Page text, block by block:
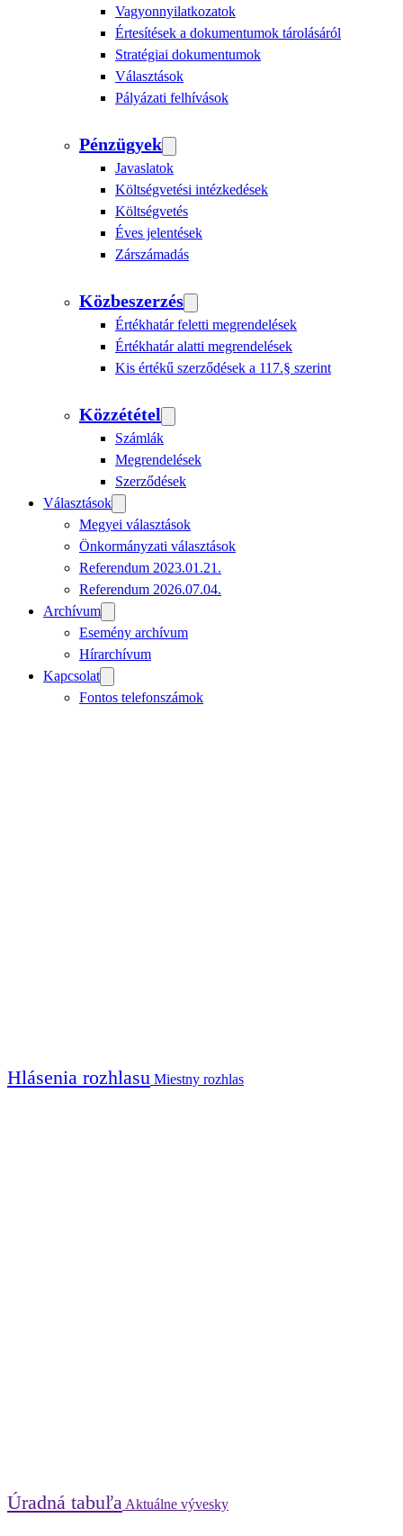
Vagyonnyilatkozatok
Értesítések a dokumentumok tárolásáról
Stratégiai dokumentumok
Választások
Pályázati felhívások
Pénzügyek
Javaslatok
Költségvetési intézkedések
Költségvetés
Éves jelentések
Zárszámadás
Közbeszerzés
Értékhatár feletti megrendelések
Értékhatár alatti megrendelések
Kis értékű szerződések a 117.§ szerint
Közzététel
Számlák
Megrendelések
Szerződések
Választások
Megyei választások
Önkormányzati választások
Referendum 2023.01.21.
Referendum 2026.07.04.
Archívum
Esemény archívum
Hírarchívum
Kapcsolat
Fontos telefonszámok
Hlásenia rozhlasu Miestny rozhlas
Úradná tabuľa Aktuálne vývesky